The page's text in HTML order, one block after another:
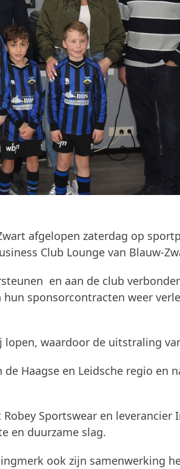
afgelopen zaterdag op
Club Lounge van Blauw-
en aan de club
sponsorcontracten weer
waardoor de uitstraling
Haagse en Leidsche regio en
Sportswear en leverancier
en duurzame slag.
ook zijn samenwerking